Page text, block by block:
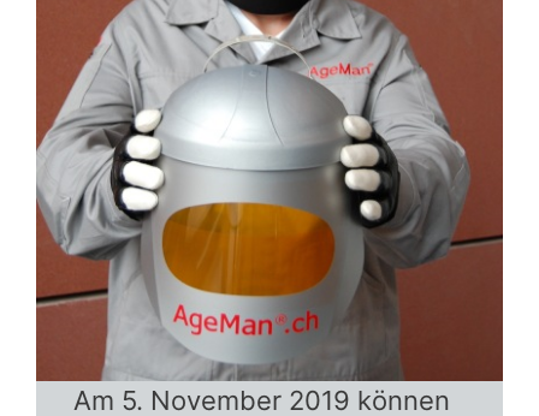
Am 5. November 2019 können